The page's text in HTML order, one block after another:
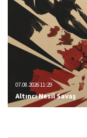
07.08.2026 11:29
Altıncı Nesil Savaş